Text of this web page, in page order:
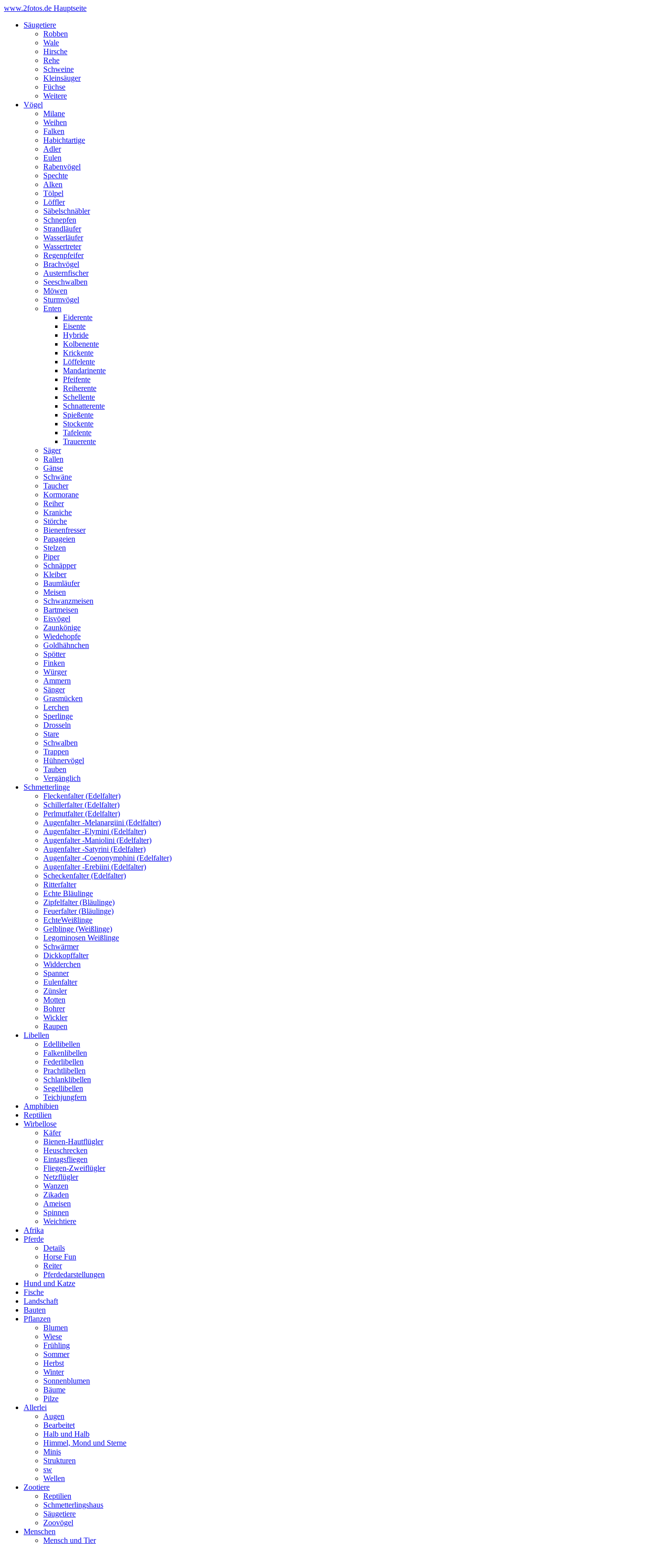
www.2fotos.de Hauptseite
Säugetiere
Robben
Wale
Hirsche
Rehe
Schweine
Kleinsäuger
Füchse
Weitere
Vögel
Milane
Weihen
Falken
Habichtartige
Adler
Eulen
Rabenvögel
Spechte
Alken
Tölpel
Löffler
Säbelschnäbler
Schnepfen
Strandläufer
Wasserläufer
Wassertreter
Regenpfeifer
Brachvögel
Austernfischer
Seeschwalben
Möwen
Sturmvögel
Enten
Eiderente
Eisente
Hybride
Kolbenente
Krickente
Löffelente
Mandarinente
Pfeifente
Reiherente
Schellente
Schnatterente
Spießente
Stockente
Tafelente
Trauerente
Säger
Rallen
Gänse
Schwäne
Taucher
Kormorane
Reiher
Kraniche
Störche
Bienenfresser
Papageien
Stelzen
Piper
Schnäpper
Kleiber
Baumläufer
Meisen
Schwanzmeisen
Bartmeisen
Eisvögel
Zaunkönige
Wiedehopfe
Goldhähnchen
Spötter
Finken
Würger
Ammern
Sänger
Grasmücken
Lerchen
Sperlinge
Drosseln
Stare
Schwalben
Trappen
Hühnervögel
Tauben
Vergänglich
Schmetterlinge
Fleckenfalter (Edelfalter)
Schillerfalter (Edelfalter)
Perlmutfalter (Edelfalter)
Augenfalter -Melanargiini (Edelfalter)
Augenfalter -Elymini (Edelfalter)
Augenfalter -Maniolini (Edelfalter)
Augenfalter -Satyrini (Edelfalter)
Augenfalter -Coenonymphini (Edelfalter)
Augenfalter -Erebiini (Edelfalter)
Scheckenfalter (Edelfalter)
Ritterfalter
Echte Bläulinge
Zipfelfalter (Bläulinge)
Feuerfalter (Bläulinge)
EchteWeißlinge
Gelblinge (Weißlinge)
Legominosen Weißlinge
Schwärmer
Dickkopffalter
Widderchen
Spanner
Eulenfalter
Zünsler
Motten
Bohrer
Wickler
Raupen
Libellen
Edellibellen
Falkenlibellen
Federlibellen
Prachtlibellen
Schlanklibellen
Segellibellen
Teichjungfern
Amphibien
Reptilien
Wirbellose
Käfer
Bienen-Hautflügler
Heuschrecken
Eintagsfliegen
Fliegen-Zweiflügler
Netzflügler
Wanzen
Zikaden
Ameisen
Spinnen
Weichtiere
Afrika
Pferde
Details
Horse Fun
Reiter
Pferdedarstellungen
Hund und Katze
Fische
Landschaft
Bauten
Pflanzen
Blumen
Wiese
Frühling
Sommer
Herbst
Winter
Sonnenblumen
Bäume
Pilze
Allerlei
Augen
Bearbeitet
Halb und Halb
Himmel, Mond und Sterne
Minis
Strukturen
sw
Wellen
Zootiere
Reptilien
Schmetterlingshaus
Säugetiere
Zoovögel
Menschen
Mensch und Tier